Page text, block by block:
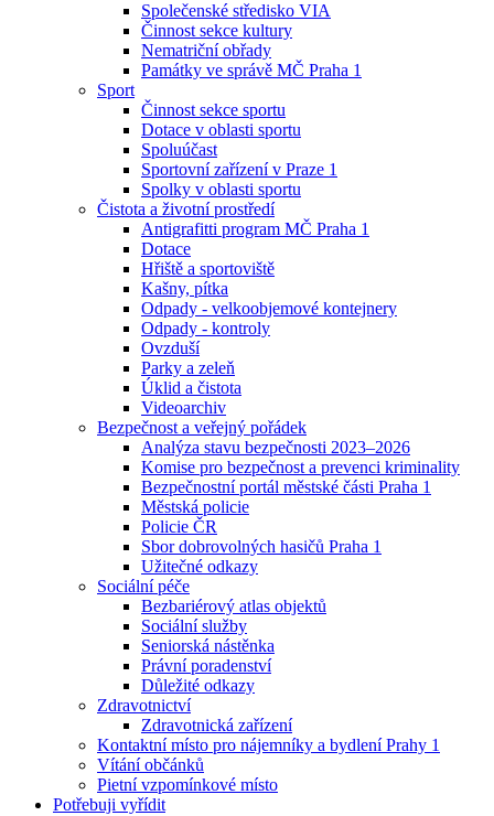
Společenské středisko VIA
Činnost sekce kultury
Nematriční obřady
Památky ve správě MČ Praha 1
Sport
Činnost sekce sportu
Dotace v oblasti sportu
Spoluúčast
Sportovní zařízení v Praze 1
Spolky v oblasti sportu
Čistota a životní prostředí
Antigrafitti program MČ Praha 1
Dotace
Hřiště a sportoviště
Kašny, pítka
Odpady - velkoobjemové kontejnery
Odpady - kontroly
Ovzduší
Parky a zeleň
Úklid a čistota
Videoarchiv
Bezpečnost a veřejný pořádek
Analýza stavu bezpečnosti 2023–2026
Komise pro bezpečnost a prevenci kriminality
Bezpečnostní portál městské části Praha 1
Městská policie
Policie ČR
Sbor dobrovolných hasičů Praha 1
Užitečné odkazy
Sociální péče
Bezbariérový atlas objektů
Sociální služby
Seniorská nástěnka
Právní poradenství
Důležité odkazy
Zdravotnictví
Zdravotnická zařízení
Kontaktní místo pro nájemníky a bydlení Prahy 1
Vítání občánků
Pietní vzpomínkové místo
Potřebuji vyřídit